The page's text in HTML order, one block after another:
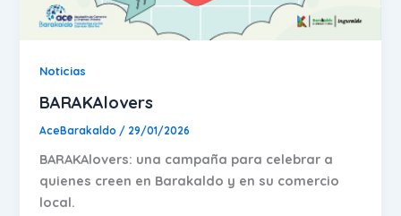
Noticias
BARAKAlovers
AceBarakaldo / 29/01/2026
BARAKAlovers: una campaña para celebrar a
quienes creen en Barakaldo y en su comercio
local.